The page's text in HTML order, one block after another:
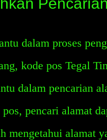
dalam proses
kode pos Tegal
dalam pencarian
pencari alamat
mengetahui alamat